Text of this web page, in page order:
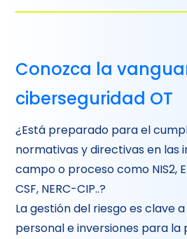
Conozca la
ciberseguridad OT
¿Está preparado para el
normativas y directivas en las
campo o proceso como NIS2,
CSF, NERC-CIP..?
La gestión del riesgo es clave
personal e inversiones para